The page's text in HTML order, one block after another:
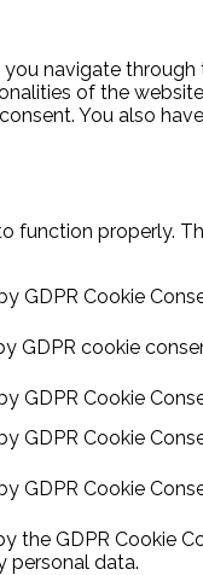
navigate
of the
You also
function properly.
GDPR Cookie
GDPR cookie
GDPR Cookie
GDPR Cookie
GDPR Cookie
the GDPR Cookie
personal data.